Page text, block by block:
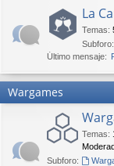
La
Temas:
Subforo:
Último mensaje:
Wargames
Temas:
Subforo: